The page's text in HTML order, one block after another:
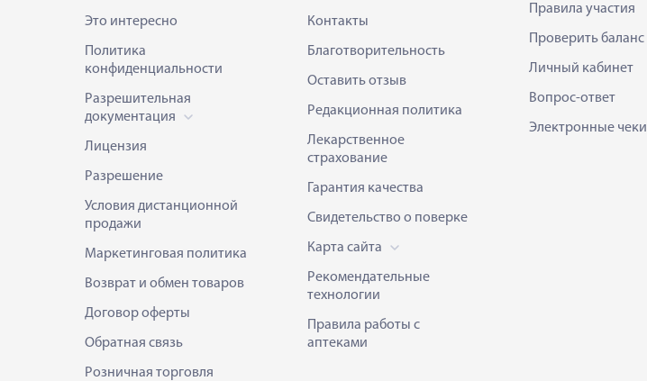
Это интересно
Политика
конфиденциальности
Разрешительная
документация
Лицензия
Разрешение
Условия дистанционной
продажи
Маркетинговая политика
Возврат и обмен товаров
Договор оферты
Обратная связь
Розничная торговля
Контакты
Благотворительность
Оставить отзыв
Редакционная политика
Лекарственное
страхование
Гарантия качества
Свидетельство о поверке
Карта сайта
Рекомендательные
технологии
Правила работы с
аптеками
Правила участия
Проверить баланс
Личный кабинет
Вопрос-ответ
Электронные чеки